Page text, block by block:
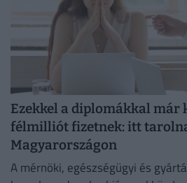
Ezekkel a diplomákkal már
félmilliót fizetnek: itt
Magyarországon
A mérnöki, egészségügyi és